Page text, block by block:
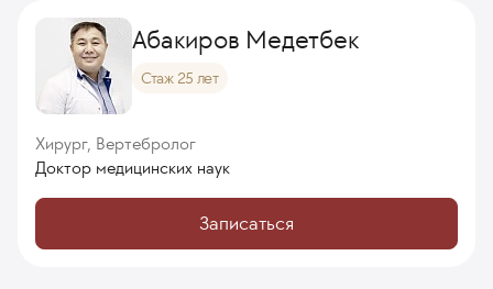
Абакиров Медетбек
Стаж 25 лет
Хирург, Вертебролог
Доктор медицинских наук
Записаться